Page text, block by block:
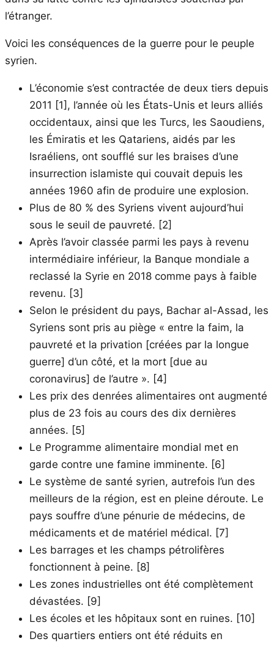
l’étranger.
Voici les conséquences de la guerre pour le peuple
syrien.
L’économie s’est contractée de deux tiers depuis
2011 [1], l’année où les États-Unis et leurs alliés
occidentaux, ainsi que les Turcs, les Saoudiens,
les Émiratis et les Qatariens, aidés par les
Israéliens, ont soufflé sur les braises d’une
insurrection islamiste qui couvait depuis les
années 1960 afin de produire une explosion.
Plus de 80 % des Syriens vivent aujourd’hui
sous le seuil de pauvreté. [2]
Après l’avoir classée parmi les pays à revenu
intermédiaire inférieur, la Banque mondiale a
reclassé la Syrie en 2018 comme pays à faible
revenu. [3]
Selon le président du pays, Bachar al-Assad, les
Syriens sont pris au piège « entre la faim, la
pauvreté et la privation [créées par la longue
guerre] d’un côté, et la mort [due au
coronavirus] de l’autre ». [4]
Les prix des denrées alimentaires ont augmenté
plus de 23 fois au cours des dix dernières
années. [5]
Le Programme alimentaire mondial met en
garde contre une famine imminente. [6]
Le système de santé syrien, autrefois l’un des
meilleurs de la région, est en pleine déroute. Le
pays souffre d’une pénurie de médecins, de
médicaments et de matériel médical. [7]
Les barrages et les champs pétrolifères
fonctionnent à peine. [8]
Les zones industrielles ont été complètement
dévastées. [9]
Les écoles et les hôpitaux sont en ruines. [10]
Des quartiers entiers ont été réduits en